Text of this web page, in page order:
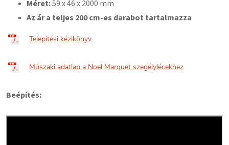
Méret:59x 46 x 2000 mm
Az ár a teljes 200 cm-es darabot tartalmazza
Telepítési kézikönyv
Műszaki adatlap a Noel Marquet szegélylécekhez
Beépítés: